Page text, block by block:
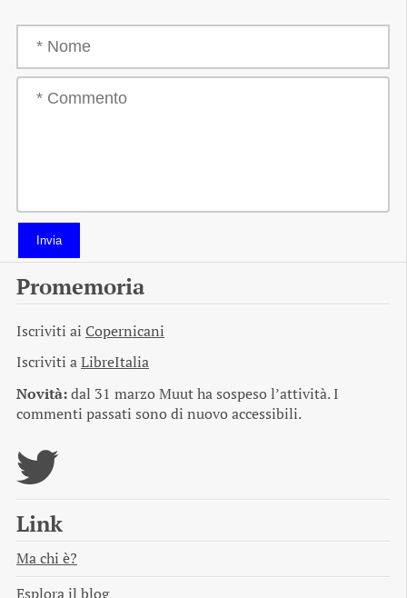
Invia
Promemoria
Iscriviti ai Copernicani
Iscriviti aLibreItalia
Novità:dal 31 marzo Muut ha sospeso l’attività. I
commenti passati sono di nuovo accessibili.
Link
Ma chi è?
Esplora il blog